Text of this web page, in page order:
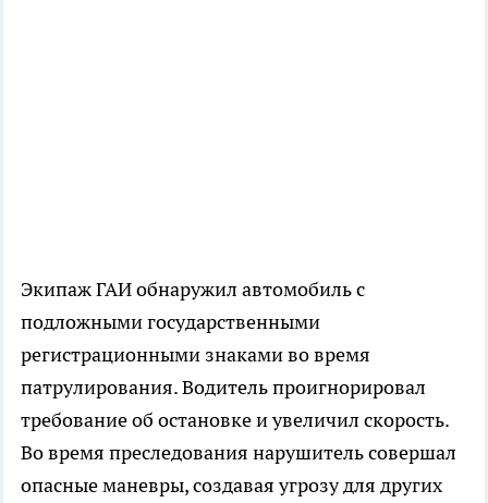
Экипаж ГАИ обнаружил автомобиль с
подложными государственными
регистрационными знаками во время
патрулирования. Водитель проигнорировал
требование об остановке и увеличил скорость.
Во время преследования нарушитель совершал
опасные маневры, создавая угрозу для других